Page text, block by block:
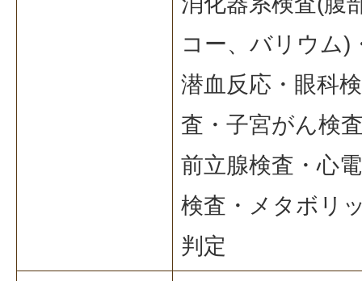
コー、バリウム)
潜血反応・眼科検
査・子宮がん検
前立腺検査・心
検査・メタボリ
判定